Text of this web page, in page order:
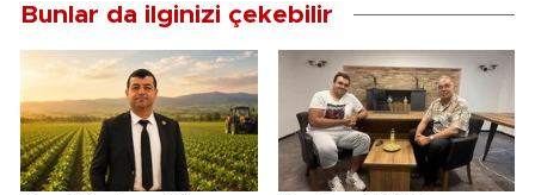
Bunlar da ilginizi çekebilir